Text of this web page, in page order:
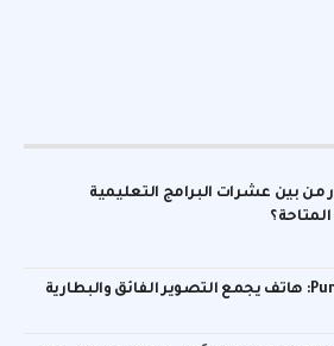
من بين عشرات البرامج التعليمية
Pura 90s Pro: هاتف يجمع التصوير الفائق والبطارية